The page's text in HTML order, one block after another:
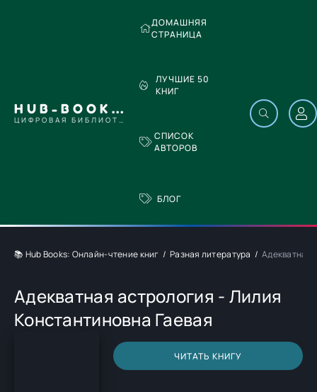
HUB-BOOKS.COM
ЦИФРОВАЯ БИБЛИОТЕКА
ДОМАШНЯЯ
СТРАНИЦА
ЛУЧШИЕ 50
КНИГ
СПИСОК
АВТОРОВ
БЛОГ
📚 Hub Books: Онлайн-чтение книг Разная литература Адекватная
Адекватная астрология - Лилия
Константиновна Гаевая
ЧИТАТЬ КНИГУ